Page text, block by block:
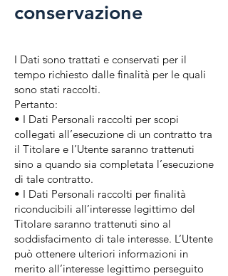
conservazione
I Dati sono trattati e conservati per il
tempo richiesto dalle finalità per le quali
sono stati raccolti.
Pertanto:
• I Dati Personali raccolti per scopi
collegati all’esecuzione di un contratto tra
il Titolare e l’Utente saranno trattenuti
sino a quando sia completata l’esecuzione
di tale contratto.
• I Dati Personali raccolti per finalità
riconducibili all’interesse legittimo del
Titolare saranno trattenuti sino al
soddisfacimento di tale interesse. L’Utente
può ottenere ulteriori informazioni in
merito all’interesse legittimo perseguito